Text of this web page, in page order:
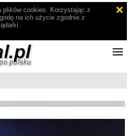
plików cookies. Korzystając z
na ich użycie zgodnie z